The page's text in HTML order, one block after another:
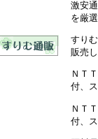
激安
を厳
すり
販売
ＮＴ
付、
ＮＴ
付、